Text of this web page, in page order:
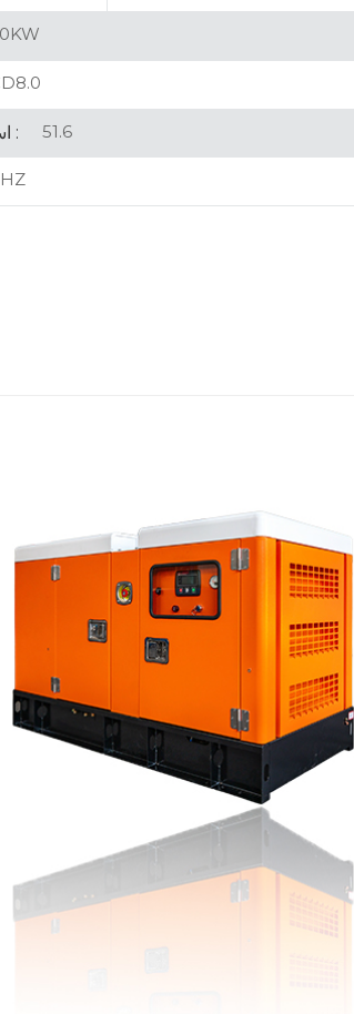
استهلاك الوقود لتر/ساعة (100%) : 51.6